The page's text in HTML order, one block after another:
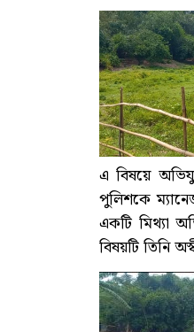
এ বিষয়ে
পুলিশকে
একটি মিথ্যা
বিষয়টি তিনি